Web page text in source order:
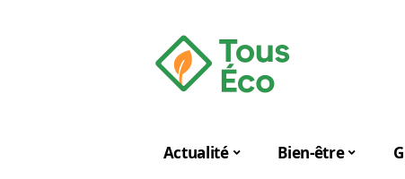
Actualité Bien-être